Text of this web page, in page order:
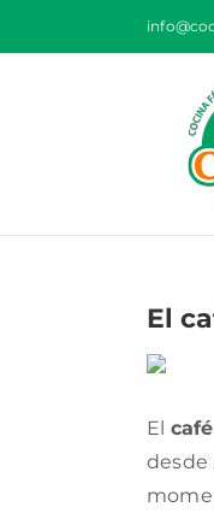
al
El
El café
desde